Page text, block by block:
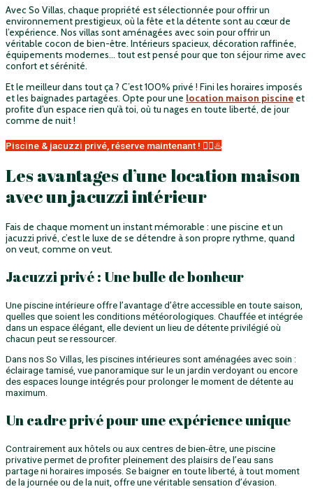
Avec So Villas, chaque propriété est sélectionnée pour offrir un
environnement prestigieux, où la fête et la détente sont au cœur de
l’expérience. Nos villas sont aménagées avec soin pour offrir un
véritable cocon de bien-être. Intérieurs spacieux, décoration raffinée,
équipements modernes… tout est pensé pour que ton séjour rime avec
confort et sérénité.
Et le meilleur dans tout ça ? C’est 100% privé ! Fini les horaires imposés
et les baignades partagées. Opte pour une location maison piscine et
profite d’un espace rien qu’à toi, où tu nages en toute liberté, de jour
comme de nuit !
Piscine & jacuzzi privé, réserve maintenant ! 🏊‍♂️♨️
Les avantages d’une location maison
avec un jacuzzi intérieur
Fais de chaque moment un instant mémorable : une piscine et un
jacuzzi privé, c’est le luxe de se détendre à son propre rythme, quand
on veut, comme on veut.
Jacuzzi privé : Une bulle de bonheur
Une piscine intérieure offre l’avantage d’être accessible en toute saison,
quelles que soient les conditions météorologiques. Chauffée et intégrée
dans un espace élégant, elle devient un lieu de détente privilégié où
chacun peut se ressourcer.
Dans nos So Villas, les piscines intérieures sont aménagées avec soin :
éclairage tamisé, vue panoramique sur le un jardin verdoyant ou encore
des espaces lounge intégrés pour prolonger le moment de détente au
maximum.
Un cadre privé pour une expérience unique
Contrairement aux hôtels ou aux centres de bien-être, une piscine
privative permet de profiter pleinement des plaisirs de l’eau sans
partage ni horaires imposés. Se baigner en toute liberté, à tout moment
de la journée ou de la nuit, offre une véritable sensation d’évasion.